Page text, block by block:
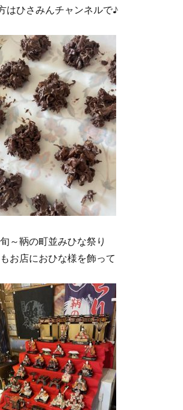
はひさみんチャンネルで♪
～鞆の町並みひな祭り
お店におひな様を飾って